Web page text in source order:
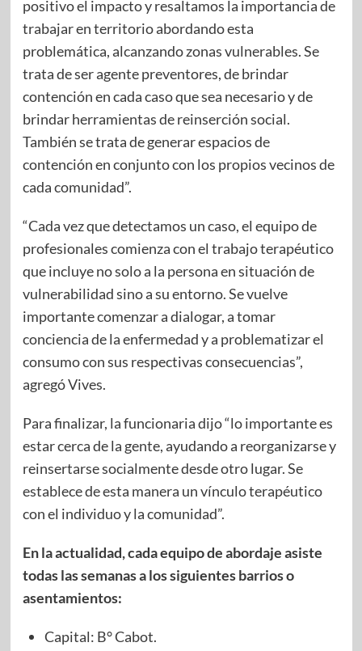
positivo el impacto y resaltamos la importancia de
trabajar en territorio abordando esta
problemática, alcanzando zonas vulnerables. Se
trata de ser agente preventores, de brindar
contención en cada caso que sea necesario y de
brindar herramientas de reinserción social.
También se trata de generar espacios de
contención en conjunto con los propios vecinos de
cada comunidad”.
“Cada vez que detectamos un caso, el equipo de
profesionales comienza con el trabajo terapéutico
que incluye no solo a la persona en situación de
vulnerabilidad sino a su entorno. Se vuelve
importante comenzar a dialogar, a tomar
conciencia de la enfermedad y a problematizar el
consumo con sus respectivas consecuencias”,
agregó Vives.
Para finalizar, la funcionaria dijo “lo importante es
estar cerca de la gente, ayudando a reorganizarse y
reinsertarse socialmente desde otro lugar. Se
establece de esta manera un vínculo terapéutico
con el individuo y la comunidad”.
En la actualidad, cada equipo de abordaje asiste
todas las semanas a los siguientes barrios o
asentamientos:
Capital: B° Cabot.